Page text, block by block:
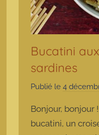
Bucatini
sardines
Publié le4
Bonjour, bonjour
bucatini, un